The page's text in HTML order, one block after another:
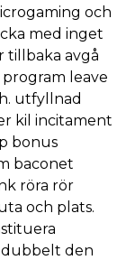
och
med inget
tillbaka avgå
leave
utfyllnad
kil incitament
bonus
baconet
röra rör
och plats.
den